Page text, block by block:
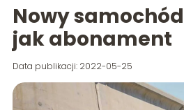
Nowy
jak abonament
Data publikacji: 2022-05-25